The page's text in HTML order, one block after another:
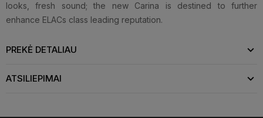
looks, fresh sound; the new Carina is destined to further
enhance ELACs class leading reputation.
PREKĖ DETALIAU
ATSILIEPIMAI